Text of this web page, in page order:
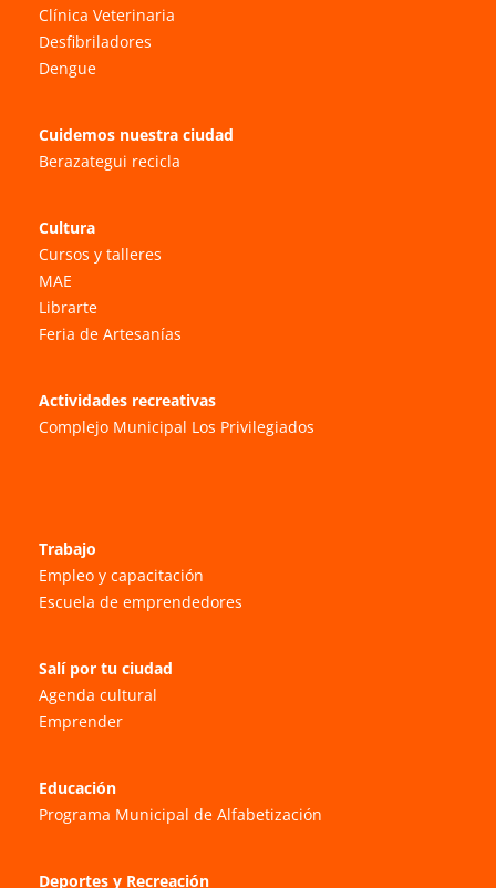
Clínica Veterinaria
Desfibriladores
Dengue
Cuidemos nuestra ciudad
Berazategui recicla
Cultura
Cursos y talleres
MAE
Librarte
Feria de Artesanías
Actividades recreativas
Complejo Municipal Los Privilegiados
Trabajo
Empleo y capacitación
Escuela de emprendedores
Salí por tu ciudad
Agenda cultural
Emprender
Educación
Programa Municipal de Alfabetización
Deportes y Recreación